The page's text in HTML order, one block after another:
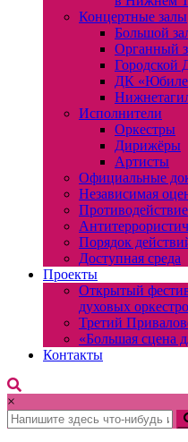
Концертные залы
Большой
Органный
Городской
ДК
Исполнители
Оркестры
Дирижёры
Артисты
Официальные
Независимая
Порядок
Доступная среда
Проекты
Открытый
духовых
Третий
«Большая сцена
Контакты
×